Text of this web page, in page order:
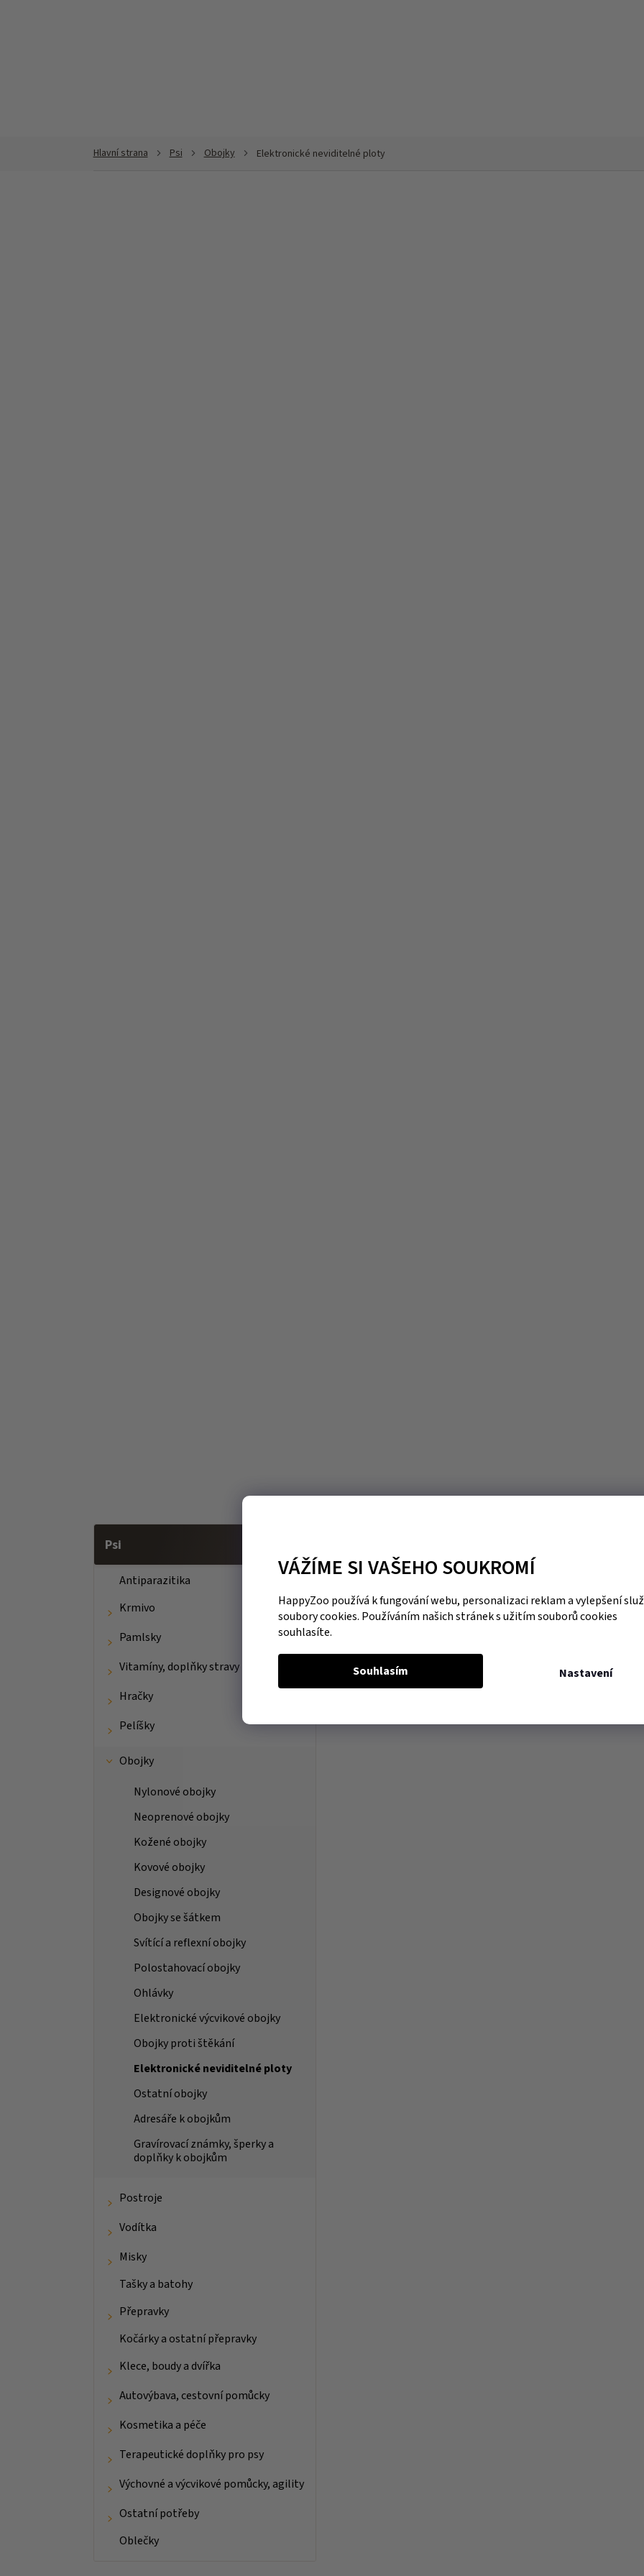
VÁŽÍME SI VAŠEHO SOUKROMÍ
HappyZoo používá k fungování webu, personalizaci reklam a vylepšení
soubory cookies. Používáním našich stránek s užitím souborů cookies
souhlasíte.
Nastavení
Souhlasím
Psi Obojky Elektronické neviditelné ploty
Psi
Antiparazitika
Krmivo
Pamlsky
Vitamíny, doplňky stravy
Hračky
Pelíšky
Obojky
Nylonové obojky
Neoprenové obojky
Kožené obojky
Kovové obojky
Designové obojky
Obojky se šátkem
Svítící a reflexní obojky
Polostahovací obojky
Ohlávky
Elektronické výcvikové obojky
Obojky proti štěkání
Elektronické neviditelné ploty
Ostatní obojky
Adresáře k obojkům
Gravírovací známky, šperky a
doplňky k obojkům
Postroje
Vodítka
Misky
Tašky a batohy
Přepravky
Kočárky a ostatní přepravky
Klece, boudy a dvířka
Autovýbava, cestovní pomůcky
Kosmetika a péče
Terapeutické doplňky pro psy
Výchovné a výcvikové pomůcky, agility
Ostatní potřeby
Oblečky